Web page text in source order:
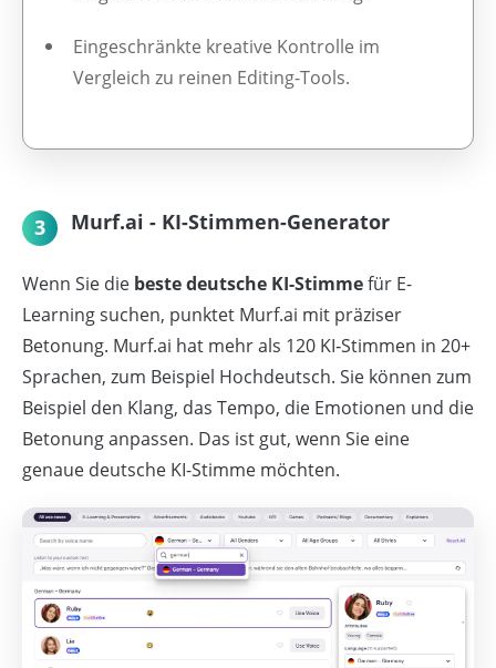
Eingeschränkte kreative Kontrolle im
Vergleich zu reinen Editing-Tools.
3 Murf.ai - KI-Stimmen-Generator
Wenn Sie die beste deutsche KI-Stimmefür E-
Learning suchen, punktet Murf.ai mit präziser
Betonung. Murf.ai hat mehr als 120 KI‑Stimmen in 20+
Sprachen, zum Beispiel Hochdeutsch. Sie können zum
Beispiel den Klang, das Tempo, die Emotionen und die
Betonung anpassen. Das ist gut, wenn Sie eine
genaue deutsche KI-Stimme möchten.